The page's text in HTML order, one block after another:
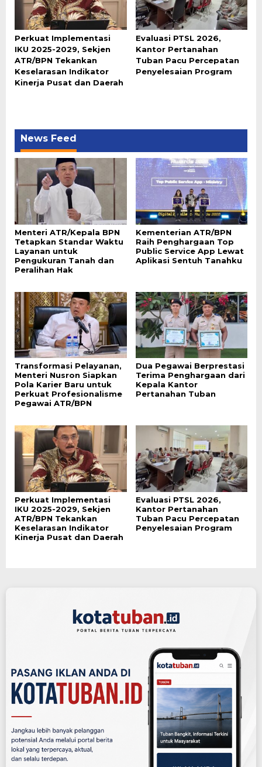
Perkuat Implementasi
IKU 2025-2029, Sekjen
ATR/BPN Tekankan
Keselarasan Indikator
Kinerja Pusat dan Daerah
Evaluasi PTSL 2026,
Kantor Pertanahan
Tuban Pacu Percepatan
Penyelesaian Program
News Feed
Menteri ATR/Kepala BPN
Tetapkan Standar Waktu
Layanan untuk
Pengukuran Tanah dan
Peralihan Hak
Kementerian ATR/BPN
Raih Penghargaan Top
Public Service App Lewat
Aplikasi Sentuh Tanahku
Transformasi Pelayanan,
Menteri Nusron Siapkan
Pola Karier Baru untuk
Perkuat Profesionalisme
Pegawai ATR/BPN
Dua Pegawai Berprestasi
Terima Penghargaan dari
Kepala Kantor
Pertanahan Tuban
Perkuat Implementasi
IKU 2025-2029, Sekjen
ATR/BPN Tekankan
Keselarasan Indikator
Kinerja Pusat dan Daerah
Evaluasi PTSL 2026,
Kantor Pertanahan
Tuban Pacu Percepatan
Penyelesaian Program